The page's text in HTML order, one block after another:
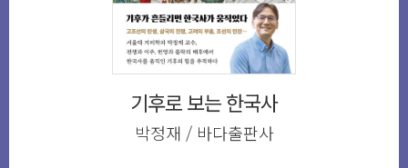
기후로 보는 한국사
박정재 / 바다출판사